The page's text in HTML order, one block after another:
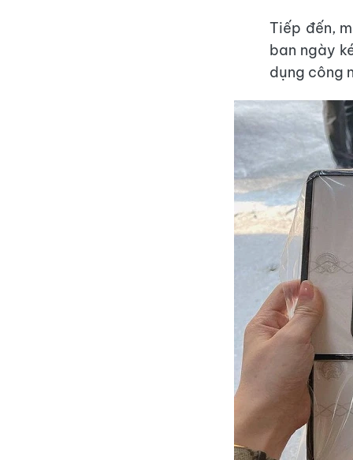
Tiếp đến,
ban ngày
dụng công